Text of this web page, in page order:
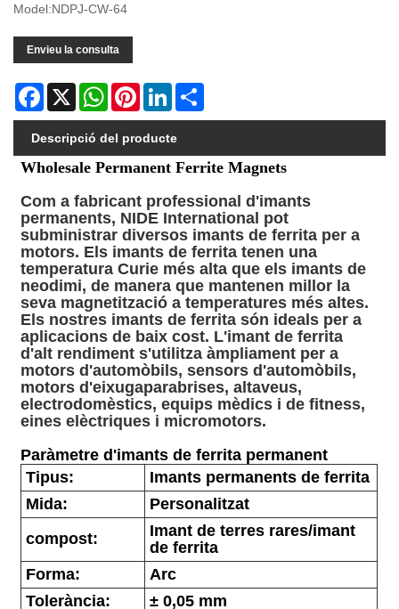
Model:NDPJ-CW-64
Envieu la consulta
Facebook
X WhatsAppPinterestLinkedIn
Descripció del producte
Wholesale Permanent Ferrite Magnets
Com a fabricant professional d'imants
permanents, NIDE International pot
subministrar diversos imants de ferrita per a
motors. Els imants de ferrita tenen una
temperatura Curie més alta que els imants de
neodimi, de manera que mantenen millor la
seva magnetització a temperatures més altes.
Els nostres imants de ferrita són ideals per a
aplicacions de baix cost. L'imant de ferrita
d'alt rendiment s'utilitza àmpliament per a
motors d'automòbils, sensors d'automòbils,
motors d'eixugaparabrises, altaveus,
electrodomèstics, equips mèdics i de fitness,
eines elèctriques i micromotors.
Paràmetre d'imants de ferrita permanent
Tipus:
Imants permanents de ferrita
Mida:
Personalitzat
compost:
Imant de terres rares/imant
de ferrita
Forma:
Arc
Tolerància:
± 0,05 mm